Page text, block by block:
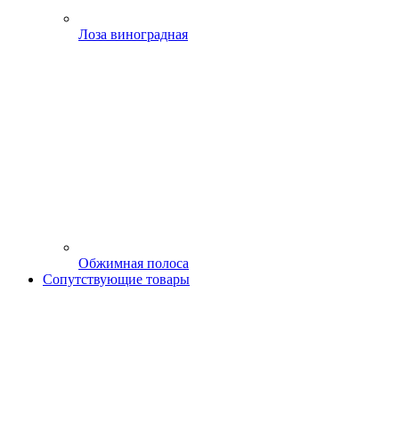
Лоза виноградная
Обжимная полоса
Сопутствующие товары